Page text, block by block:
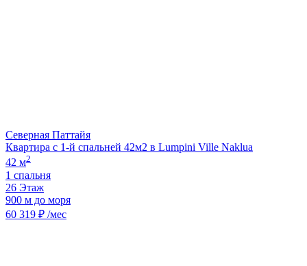
Северная Паттайя
Квартира с 1-й спальней 42м2 в Lumpini Ville Naklua
42 м2
1 спальня
26 Этаж
900 м до моря
60 319 ₽ /мес